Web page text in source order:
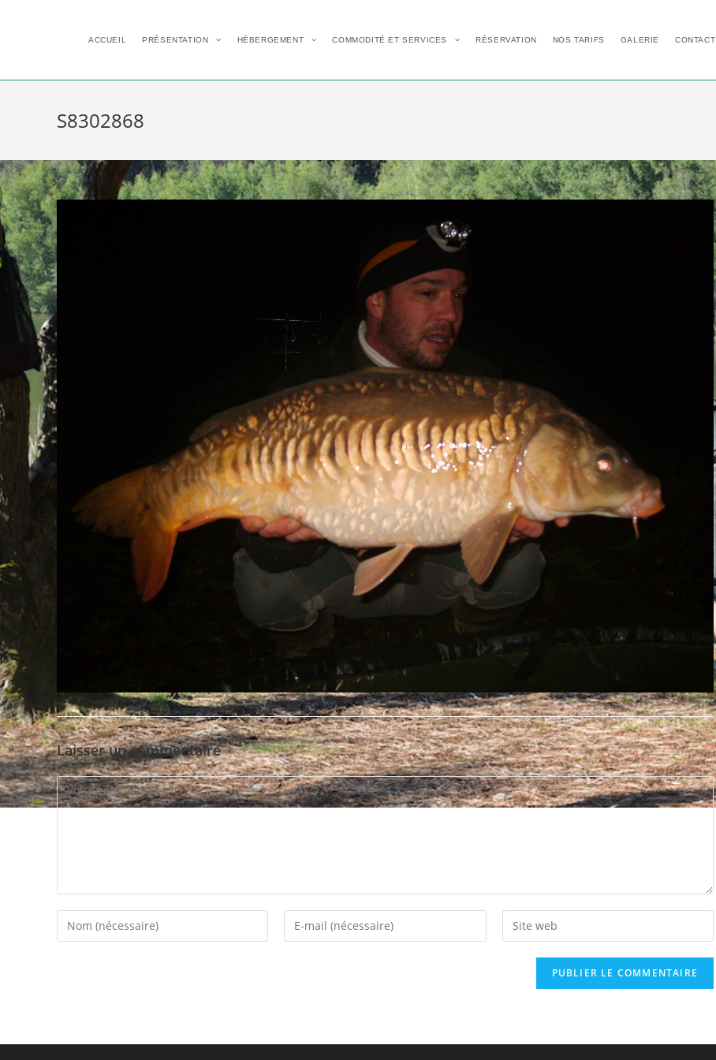
ACCUEIL PRÉSENTATION HÉBERGEMENT COMMODITÉ ET SERVICES RÉSERVATION NOS TARIFS GALERIE CONTACT
S8302868
Laisser un commentaire